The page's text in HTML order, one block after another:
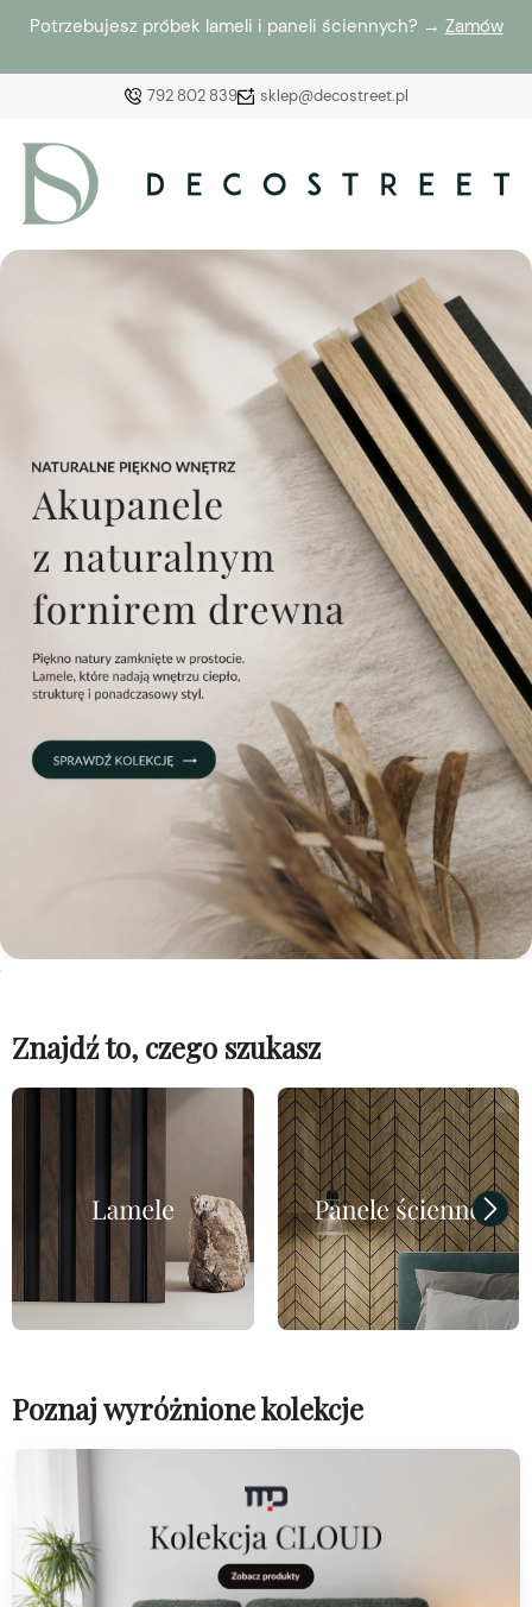
Potrzebujesz próbek lameli i paneli ściennych? → Zamów
792 802 839 sklep@decostreet.pl
Załóż konto
Wybierz coś dla siebie z naszej aktualnej oferty lub
zaloguj się, aby przywrócić dodane produkty do listy
z poprzedniej sesji.
Znajdź to, czego szukasz
Poznaj wyróżnione kolekcje